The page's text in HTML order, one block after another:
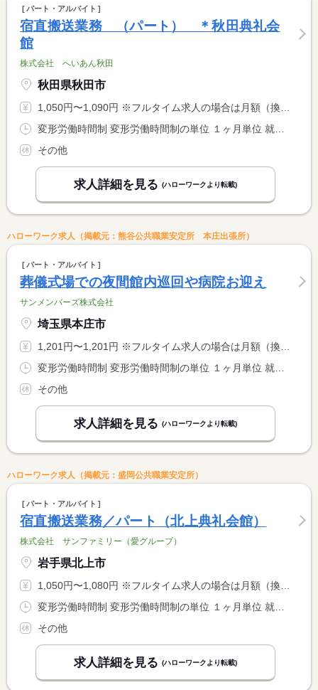
パート・アルバイト
宿直搬送業務 （パート） ＊秋田典礼会
館
株式会社 へいあん秋田
秋田県秋田市
1,050円〜1,090円 ※フルタイム求人の場合は月額（換算額）、パート求人の場合は時間額を表示しています。
その他
求人詳細を見る (ハローワークより転載)
ハローワーク求人（掲載元：熊谷公共職業安定所 本庄出張所）
パート・アルバイト
葬儀式場での夜間館内巡回や病院お迎え
サンメンバーズ株式会社
埼玉県本庄市
1,201円〜1,201円 ※フルタイム求人の場合は月額（換算額）、パート求人の場合は時間額を表示しています。
その他
求人詳細を見る (ハローワークより転載)
ハローワーク求人（掲載元：盛岡公共職業安定所）
パート・アルバイト
宿直搬送業務／パート（北上典礼会館）
株式会社 サンファミリー（愛グループ）
岩手県北上市
1,050円〜1,080円 ※フルタイム求人の場合は月額（換算額）、パート求人の場合は時間額を表示しています。
その他
求人詳細を見る (ハローワークより転載)